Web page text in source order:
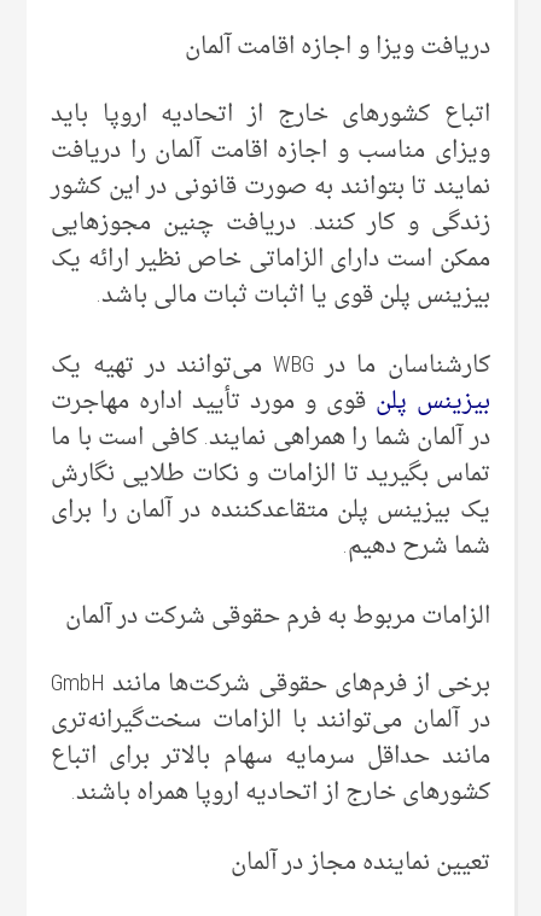
دریافت ویزا و اجازه اقامت آلمان
اتباع کشورهای خارج از اتحادیه اروپا باید
ویزای مناسب و اجازه اقامت آلمان را دریافت
نمایند تا بتوانند به صورت قانونی در این کشور
زندگی و کار کنند. دریافت چنین مجوزهایی
ممکن است دارای الزاماتی خاص نظیر ارائه یک
بیزینس پلن قوی یا اثبات ثبات مالی باشد.
کارشناسان ما در WBG می‌توانند در تهیه یک
بیزینس پلن قوی و مورد تأیید اداره مهاجرت
در آلمان شما را همراهی نمایند. کافی است با ما
تماس بگیرید تا الزامات و نکات طلایی نگارش
یک بیزینس پلن متقاعدکننده در آلمان را برای
شما شرح دهیم.
الزامات مربوط به فرم حقوقی شرکت در آلمان
برخی از فرم‌های حقوقی شرکت‌ها مانند GmbH
در آلمان می‌توانند با الزامات سخت‌گیرانه‌تری
مانند حداقل سرمایه سهام بالاتر برای اتباع
کشورهای خارج از اتحادیه اروپا همراه باشند.
تعیین نماینده مجاز در آلمان